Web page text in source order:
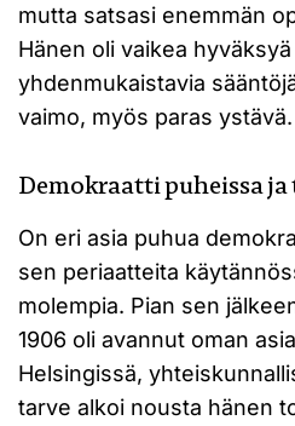
mutta satsasi enemmän
Hänen oli vaikea
yhdenmukaistavia
vaimo, myös paras ystävä.
Demokraatti puheissa ja
On eri asia puhua
sen periaatteita
molempia. Pian sen
1906 oli avannut oman
Helsingissä,
tarve alkoi nousta hänen